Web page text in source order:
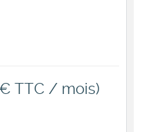
TTC / mois)